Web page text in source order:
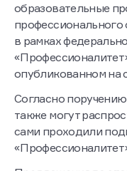
образовательные
профессионального
в рамках
опубликованном на
Согласно
также могут
сами проходили